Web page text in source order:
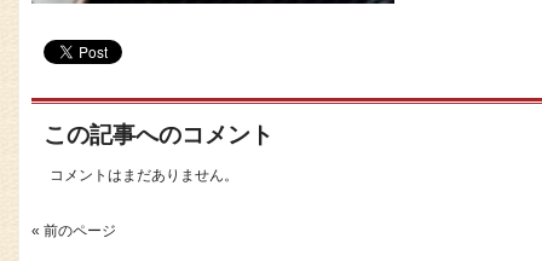
この記事へのコメント
コメントはまだありません。
« 前のページ